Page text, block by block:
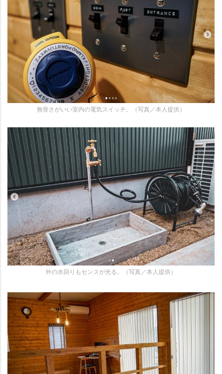
無骨さがいい室内の電気スイッチ。（写真／本人提供）
外の水回りもセンスが光る。（写真／本人提供）